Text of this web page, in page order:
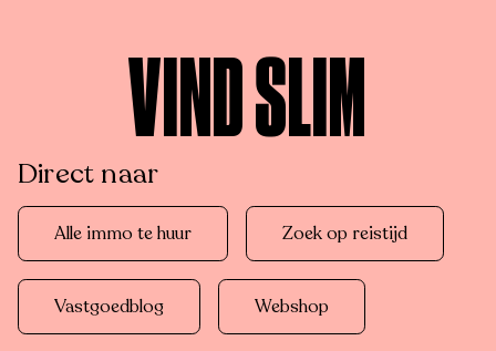
VIND SLIM
Direct naar
Alle immo te huur Zoek op reistijd
Vastgoedblog Webshop